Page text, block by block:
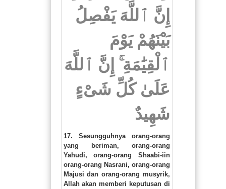
إِنَّ ٱللَّهَ يَفْصِلُ
بَيْنَهُمْ يَوْمَ
ٱلْقِيَٰمَةِ ۚ إِنَّ ٱللَّهَ
عَلَىٰ كُلِّ شَىْءٍ
شَهِيدٌ
17. Sesungguhnya orang-orang
yang beriman, orang-orang
Yahudi, orang-orang Shaabi-iin
orang-orang Nasrani, orang-orang
Majusi dan orang-orang musyrik,
Allah akan memberi keputusan di